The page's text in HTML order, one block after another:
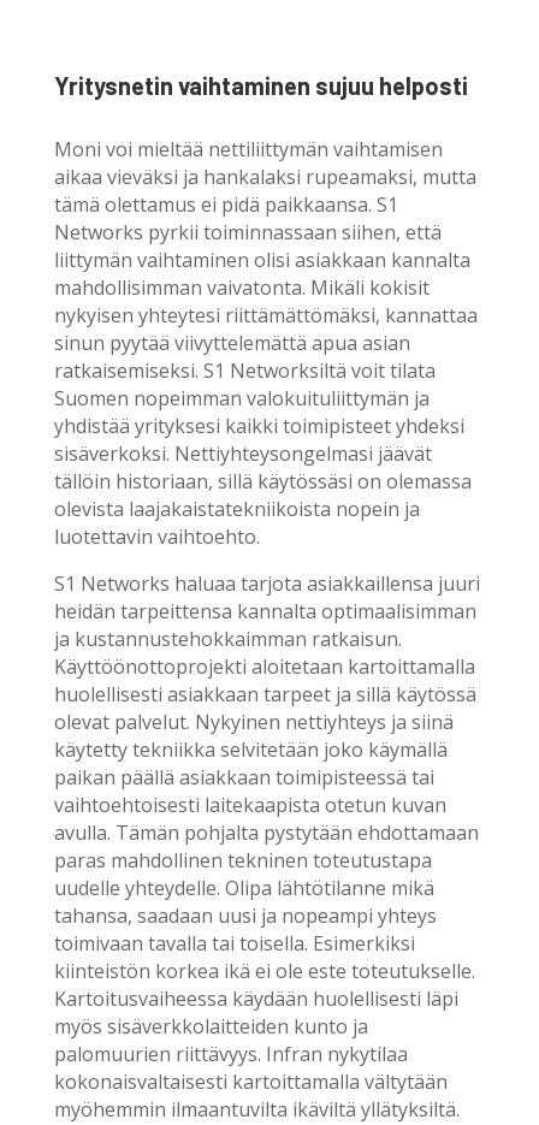
Yritysnetin vaihtaminen sujuu helposti
Moni voi mieltää nettiliittymän vaihtamisen
aikaa vieväksi ja hankalaksi rupeamaksi, mutta
tämä olettamus ei pidä paikkaansa. S1
Networks pyrkii toiminnassaan siihen, että
liittymän vaihtaminen olisi asiakkaan kannalta
mahdollisimman vaivatonta. Mikäli kokisit
nykyisen yhteytesi riittämättömäksi, kannattaa
sinun pyytää viivyttelemättä apua asian
ratkaisemiseksi. S1 Networksiltä voit tilata
Suomen nopeimman valokuituliittymän ja
yhdistää yrityksesi kaikki toimipisteet yhdeksi
sisäverkoksi. Nettiyhteysongelmasi jäävät
tällöin historiaan, sillä käytössäsi on olemassa
olevista laajakaistatekniikoista nopein ja
luotettavin vaihtoehto.
S1 Networks haluaa tarjota asiakkaillensa juuri
heidän tarpeittensa kannalta optimaalisimman
ja kustannustehokkaimman ratkaisun.
Käyttöönottoprojekti aloitetaan kartoittamalla
huolellisesti asiakkaan tarpeet ja sillä käytössä
olevat palvelut. Nykyinen nettiyhteys ja siinä
käytetty tekniikka selvitetään joko käymällä
paikan päällä asiakkaan toimipisteessä tai
vaihtoehtoisesti laitekaapista otetun kuvan
avulla. Tämän pohjalta pystytään ehdottamaan
paras mahdollinen tekninen toteutustapa
uudelle yhteydelle. Olipa lähtötilanne mikä
tahansa, saadaan uusi ja nopeampi yhteys
toimivaan tavalla tai toisella. Esimerkiksi
kiinteistön korkea ikä ei ole este toteutukselle.
Kartoitusvaiheessa käydään huolellisesti läpi
myös sisäverkkolaitteiden kunto ja
palomuurien riittävyys. Infran nykytilaa
kokonaisvaltaisesti kartoittamalla vältytään
myöhemmin ilmaantuvilta ikäviltä yllätyksiltä.